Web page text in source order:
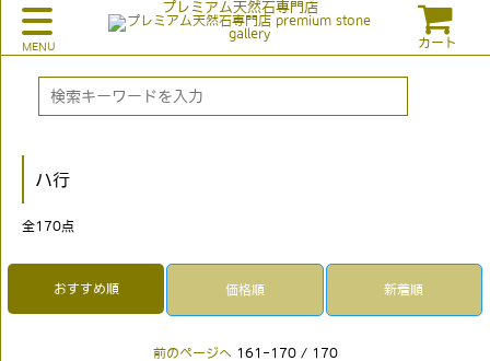
プレミアム天然石専門店
カート
ハ行
全170点
おすすめ順 価格順 新着順
前のページへ 161-170 / 170